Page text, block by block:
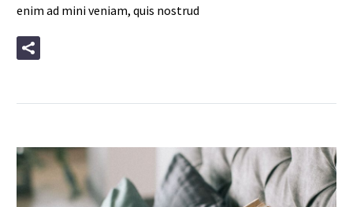
enim ad mini veniam, quis nostrud